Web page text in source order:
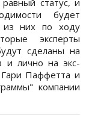
статус, и
будет
из них по ходу
эксперты
сделаны на
и лично на экс-
Паффетта и
компании